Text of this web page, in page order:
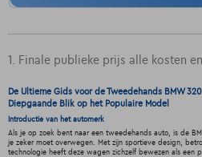
1. Finale publieke prijs alle kosten
De Ultieme Gids voor de Tweedehands BMW
Diepgaande Blik op het Populaire Model
Introductie van het automerk
Als je op zoek bent naar een tweedehands auto, is de
je zeker moet overwegen. Met zijn sportieve design,
technologie heeft deze wagen zichzelf bewezen als een